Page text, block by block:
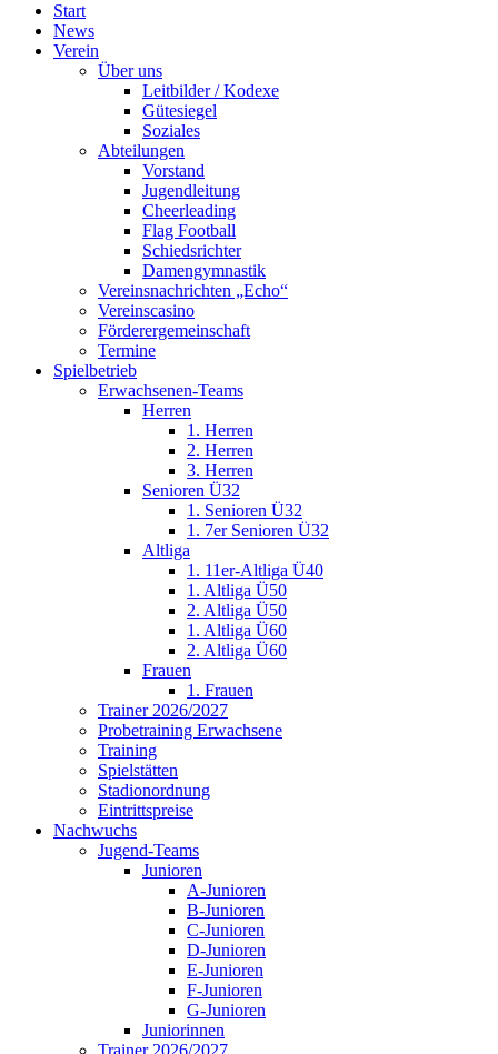
Start
News
Verein
Über uns
Leitbilder / Kodexe
Gütesiegel
Soziales
Abteilungen
Vorstand
Jugendleitung
Cheerleading
Flag Football
Schiedsrichter
Damengymnastik
Vereinsnachrichten „Echo“
Vereinscasino
Förderergemeinschaft
Termine
Spielbetrieb
Erwachsenen-Teams
Herren
1. Herren
2. Herren
3. Herren
Senioren Ü32
1. Senioren Ü32
1. 7er Senioren Ü32
Altliga
1. 11er-Altliga Ü40
1. Altliga Ü50
2. Altliga Ü50
1. Altliga Ü60
2. Altliga Ü60
Frauen
1. Frauen
Trainer 2026/2027
Probetraining Erwachsene
Training
Spielstätten
Stadionordnung
Eintrittspreise
Nachwuchs
Jugend-Teams
Junioren
A-Junioren
B-Junioren
C-Junioren
D-Junioren
E-Junioren
F-Junioren
G-Junioren
Juniorinnen
Trainer 2026/2027